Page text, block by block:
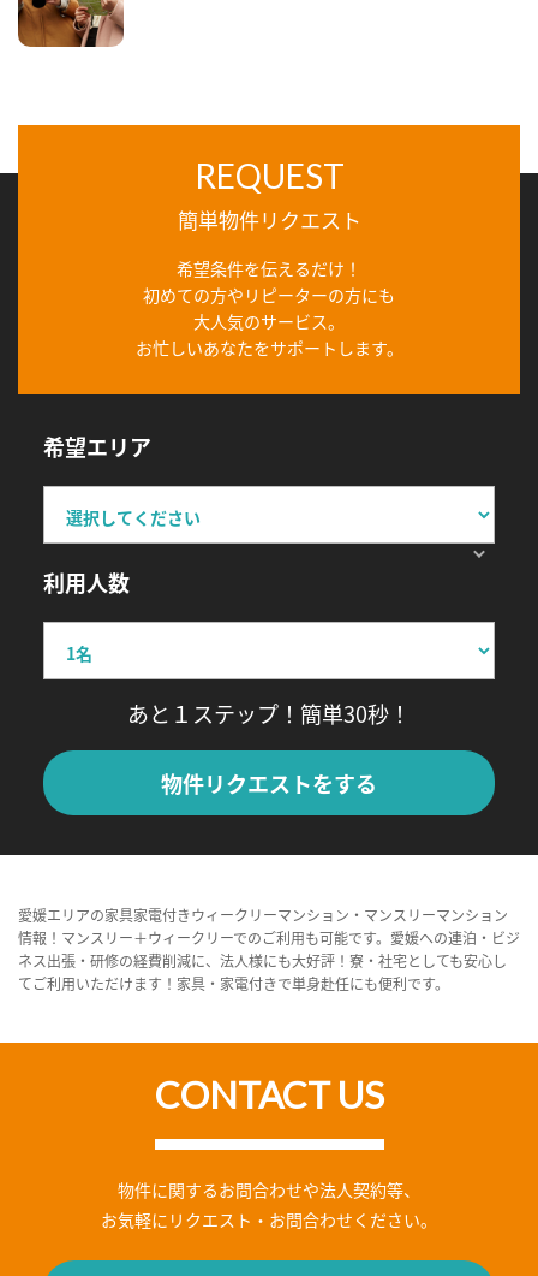
REQUEST
簡単物件リクエスト
希望条件を伝えるだけ！
初めての方やリピーターの方にも
大人気のサービス。
お忙しいあなたをサポートします。
希望エリア
利用人数
あと１ステップ！簡単30秒！
物件リクエストをする
愛媛エリアの家具家電付きウィークリーマンション・マンスリーマンション
情報！マンスリー＋ウィークリーでのご利用も可能です。愛媛への連泊・ビジ
ネス出張・研修の経費削減に、法人様にも大好評！寮・社宅としても安心し
てご利用いただけます！家具・家電付きで単身赴任にも便利です。
CONTACT US
物件に関するお問合わせや法人契約等、
お気軽にリクエスト・お問合わせください。